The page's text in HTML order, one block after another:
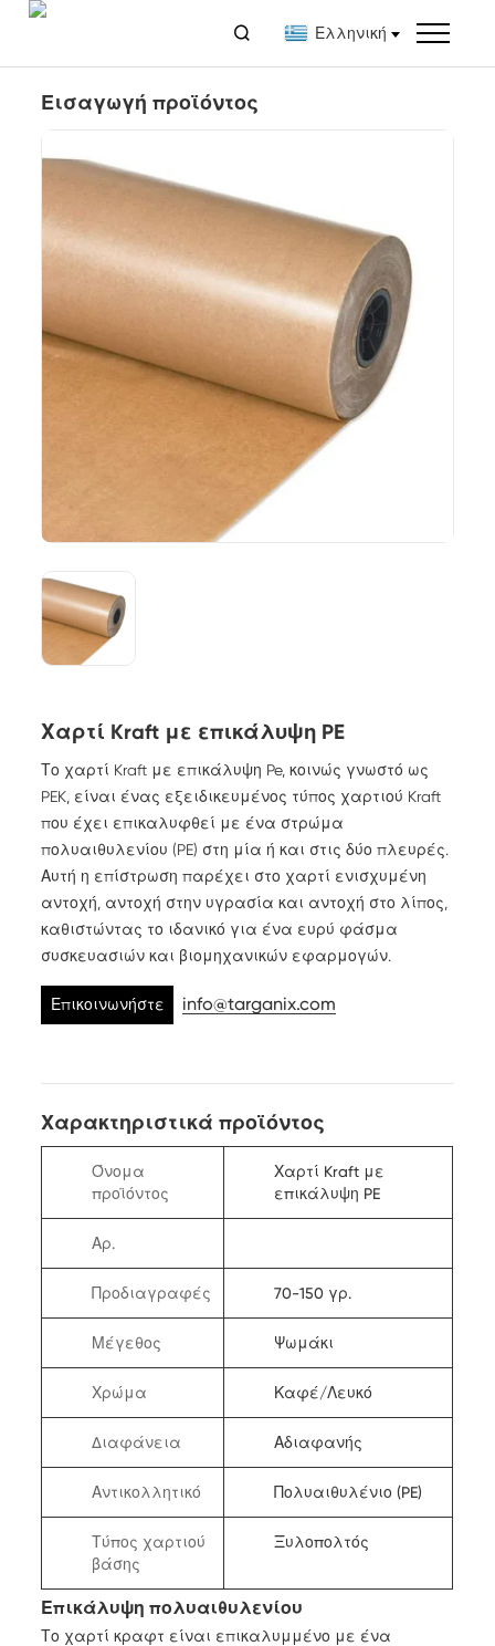
 Ελληνική
Εισαγωγή προϊόντος
Χαρτί Kraft με επικάλυψη PE
Το χαρτί Kraft με επικάλυψη Pe, κοινώς γνωστό ως
PEK, είναι ένας εξειδικευμένος τύπος χαρτιού Kraft
που έχει επικαλυφθεί με ένα στρώμα
πολυαιθυλενίου (PE) στη μία ή και στις δύο πλευρές.
Αυτή η επίστρωση παρέχει στο χαρτί ενισχυμένη
αντοχή, αντοχή στην υγρασία και αντοχή στο λίπος,
καθιστώντας το ιδανικό για ένα ευρύ φάσμα
συσκευασιών και βιομηχανικών εφαρμογών.
Επικοινωνήστε info@targanix.com
Χαρακτηριστικά προϊόντος
Όνομα
προϊόντος
Χαρτί Kraft με
επικάλυψη PE
Αρ.
Προδιαγραφές 70-150 γρ.
Μέγεθος Ψωμάκι
Χρώμα Καφέ/Λευκό
Διαφάνεια Αδιαφανής
Αντικολλητικό Πολυαιθυλένιο (PE)
Τύπος χαρτιού
βάσης
Ξυλοπολτός
Επικάλυψη πολυαιθυλενίου
Το χαρτί κραφτ είναι επικαλυμμένο με ένα